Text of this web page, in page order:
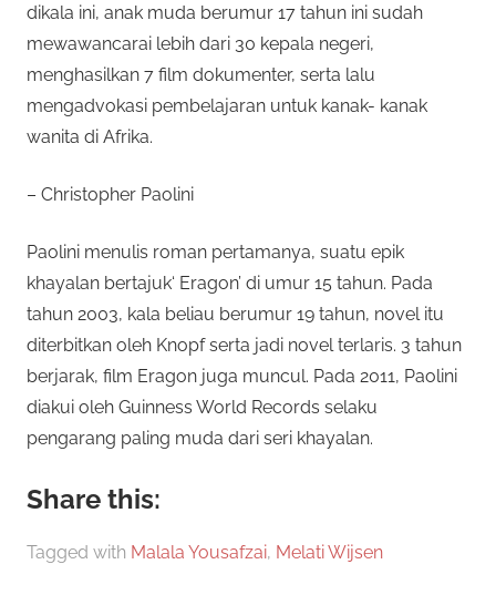
dikala ini, anak muda berumur 17 tahun ini sudah
mewawancarai lebih dari 30 kepala negeri,
menghasilkan 7 film dokumenter, serta lalu
mengadvokasi pembelajaran untuk kanak- kanak
wanita di Afrika.
– Christopher Paolini
Paolini menulis roman pertamanya, suatu epik
khayalan bertajuk‘ Eragon’ di umur 15 tahun. Pada
tahun 2003, kala beliau berumur 19 tahun, novel itu
diterbitkan oleh Knopf serta jadi novel terlaris. 3 tahun
berjarak, film Eragon juga muncul. Pada 2011, Paolini
diakui oleh Guinness World Records selaku
pengarang paling muda dari seri khayalan.
Share this:
Tagged with Malala Yousafzai, Melati Wijsen